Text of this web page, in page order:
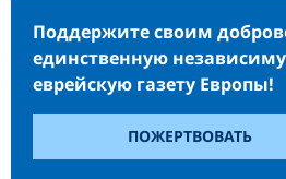
Поддержите своим
единственную
еврейскую газету Европы!
ПОЖЕРТВОВАТЬ